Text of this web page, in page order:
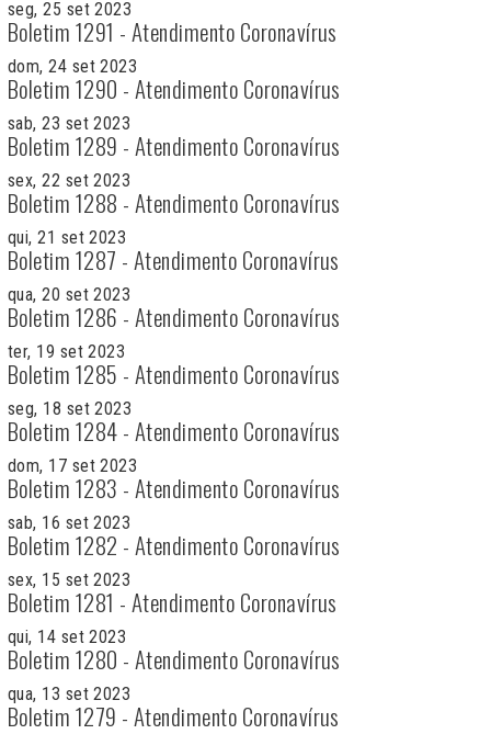
seg, 25 set 2023
Boletim 1291 - Atendimento Coronavírus
dom, 24 set 2023
Boletim 1290 - Atendimento Coronavírus
sab, 23 set 2023
Boletim 1289 - Atendimento Coronavírus
sex, 22 set 2023
Boletim 1288 - Atendimento Coronavírus
qui, 21 set 2023
Boletim 1287 - Atendimento Coronavírus
qua, 20 set 2023
Boletim 1286 - Atendimento Coronavírus
ter, 19 set 2023
Boletim 1285 - Atendimento Coronavírus
seg, 18 set 2023
Boletim 1284 - Atendimento Coronavírus
dom, 17 set 2023
Boletim 1283 - Atendimento Coronavírus
sab, 16 set 2023
Boletim 1282 - Atendimento Coronavírus
sex, 15 set 2023
Boletim 1281 - Atendimento Coronavírus
qui, 14 set 2023
Boletim 1280 - Atendimento Coronavírus
qua, 13 set 2023
Boletim 1279 - Atendimento Coronavírus